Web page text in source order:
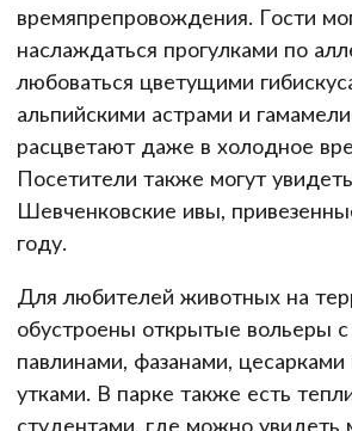
времяпрепровождения. Гости
наслаждаться прогулками по
любоваться цветущими
альпийскими астрами и
расцветают даже в холодное
Посетители также могут
Шевченковские ивы,
году.
Для любителей животных на
обустроены открытые вольеры с
павлинами, фазанами,
утками. В парке также есть
студентами, где можно увидеть